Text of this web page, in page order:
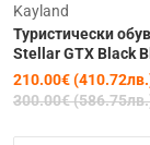
Kayland
Туристически
Stellar GTX Black
210.00€
300.00€